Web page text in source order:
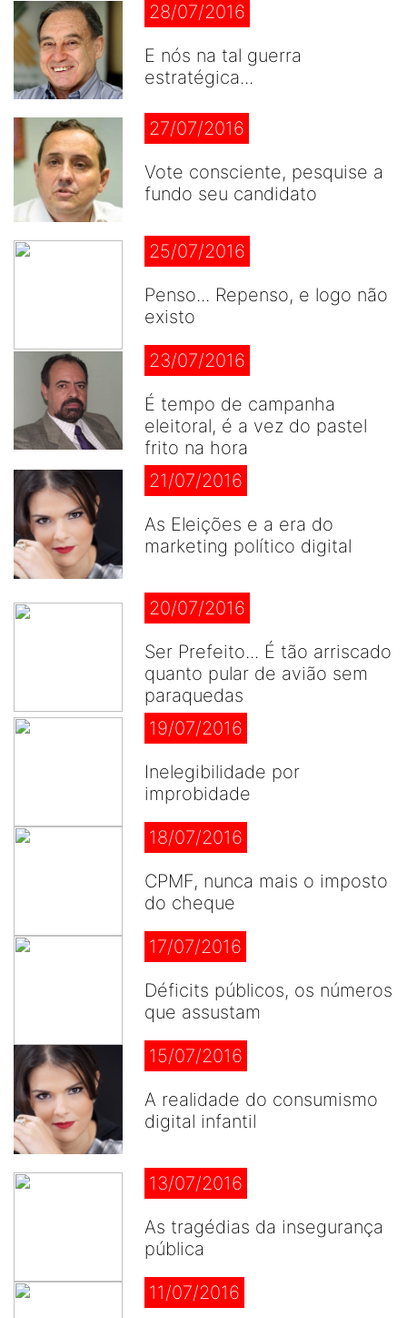
28/07/2016
E nós na tal guerra
estratégica...
27/07/2016
Vote consciente, pesquise a
fundo seu candidato
25/07/2016
Penso... Repenso, e logo não
existo
23/07/2016
É tempo de campanha
eleitoral, é a vez do pastel
frito na hora
21/07/2016
As Eleições e a era do
marketing político digital
20/07/2016
Ser Prefeito... É tão arriscado
quanto pular de avião sem
paraquedas
19/07/2016
Inelegibilidade por
improbidade
18/07/2016
CPMF, nunca mais o imposto
do cheque
17/07/2016
Déficits públicos, os números
que assustam
15/07/2016
A realidade do consumismo
digital infantil
13/07/2016
As tragédias da insegurança
pública
11/07/2016